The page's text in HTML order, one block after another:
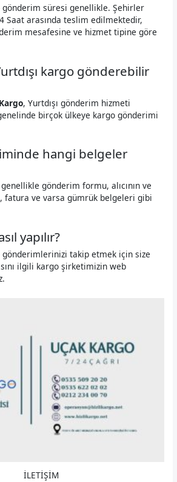
gönderim süresi genellikle. Şehirler
Saat arasında teslim edilmektedir,
mesafesine ve hizmet tipine göre
kargo gönderebilir
, Yurtdışı gönderim hizmeti
birçok ülkeye kargo gönderimi
hangi belgeler
gönderim formu, alıcının ve
ve varsa gümrük belgeleri gibi
yapılır?
gönderimlerinizi takip etmek için size
ilgili kargo şirketimizin web
İLETİŞİM